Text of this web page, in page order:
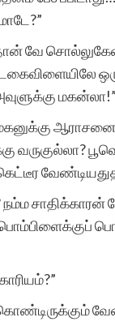
வே
மகன்லா!”
வருகுல்லா?
நம்ம